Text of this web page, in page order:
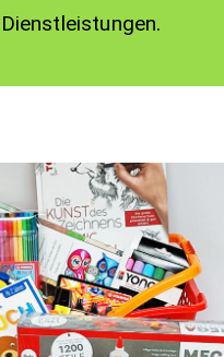
Dienstleistungen.